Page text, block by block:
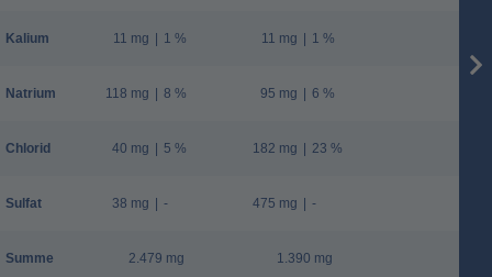
Kalium
Natrium
Chlorid
Sulfat
Summe
11 mg | 1 %
118 mg | 8 %
40 mg | 5 %
38 mg | -
2.479 mg
11 mg | 1 %
95 mg | 6 %
182 mg | 23 %
475 mg | -
1.390 mg